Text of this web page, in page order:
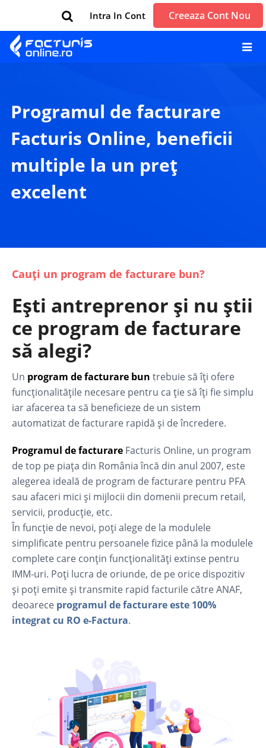
Intra In Cont Creeaza Cont Nou
Programul de facturare
Facturis Online, beneficii
multiple la un preț
excelent
Cauți un program de facturare bun?
Ești antreprenor și nu știi
ce program de facturare
să alegi?
Un program de facturare bun trebuie să îți ofere
funcționalitățile necesare pentru ca ție să îți fie simplu
iar afacerea ta să beneficieze de un sistem
automatizat de facturare rapidă și de încredere.
Programul de facturare Facturis Online, un program
de top pe piața din România încă din anul 2007, este
alegerea ideală de program de facturare pentru PFA
sau afaceri mici și mijlocii din domenii precum retail,
servicii, producție, etc.
În funcție de nevoi, poți alege de la modulele
simplificate pentru persoanele fizice până la modulele
complete care conțin funcționalități extinse pentru
IMM-uri. Poți lucra de oriunde, de pe orice dispozitiv
și poți emite și transmite rapid facturile către ANAF,
deoarece programul de facturare este 100%
integrat cu RO e-Factura.